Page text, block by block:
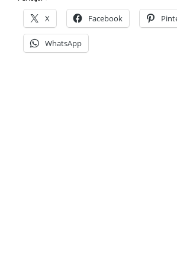
X Facebook
WhatsApp